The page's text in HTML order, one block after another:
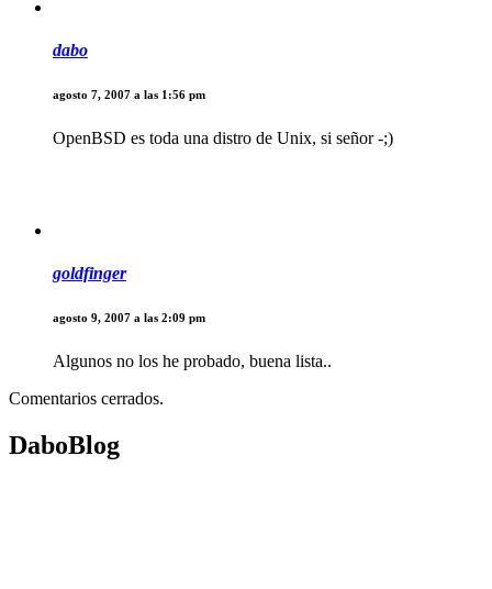
dabo
agosto 7, 2007 a las 1:56 pm
OpenBSD es toda una distro de Unix, si señor -;)
goldfinger
agosto 9, 2007 a las 2:09 pm
Algunos no los he probado, buena lista..
Comentarios cerrados.
DaboBlog